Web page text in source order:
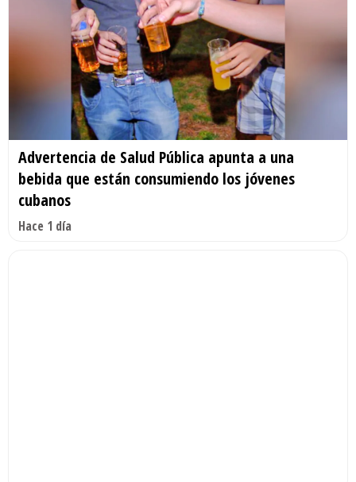
Advertencia de Salud Pública apunta a una
bebida que están consumiendo los jóvenes
cubanos
Hace 1 día